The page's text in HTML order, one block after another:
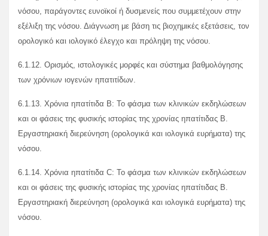
νόσου, παράγοντες ευνοϊκοί ή δυσμενείς που συμμετέχουν στην
εξέλιξη της νόσου. Διάγνωση με βάση τις βιοχημικές εξετάσεις, τον
ορολογικό και ιολογικό έλεγχο και πρόληψη της νόσου.
6.1.12. Ορισμός, ιστολογικές μορφές και σύστημα βαθμολόγησης
των χρόνιων ιογενών ηπατιτίδων.
6.1.13. Χρόνια ηπατίτιδα Β: Το φάσμα των κλινικών εκδηλώσεων
και οι φάσεις της φυσικής ιστορίας της χρονίας ηπατίτιδας Β.
Εργαστηριακή διερεύνηση (ορολογικά και ιολογικά ευρήματα) της
νόσου.
6.1.14. Χρόνια ηπατίτιδα C: Το φάσμα των κλινικών εκδηλώσεων
και οι φάσεις της φυσικής ιστορίας της χρονίας ηπατίτιδας Β.
Εργαστηριακή διερεύνηση (ορολογικά και ιολογικά ευρήματα) της
νόσου.